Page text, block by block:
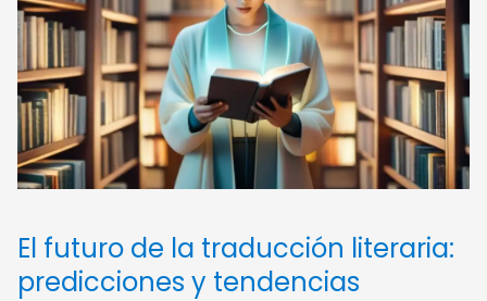
El futuro de la traducción literaria:
predicciones y tendencias